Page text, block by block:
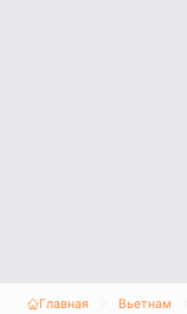
Главная Вьетнам